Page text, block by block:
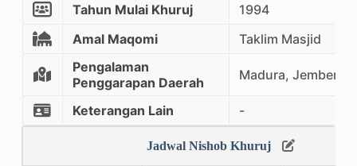
Tahun Mulai Khuruj
1994
Amal Maqomi
Taklim Masjid
Pengalaman
Penggarapan Daerah
Madura, Jember,
Keterangan Lain -
Jadwal Nishob Khuruj